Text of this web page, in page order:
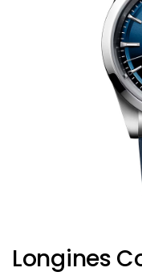
Longines